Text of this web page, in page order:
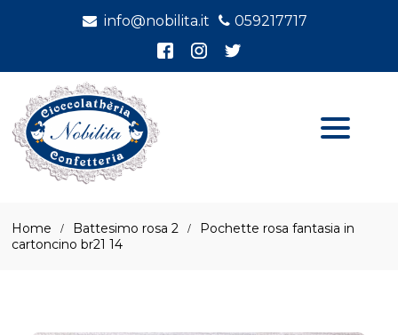
info@nobilita.it 059217717
Home Battesimo rosa 2
Pochette rosa fantasia in
cartoncino br21 14